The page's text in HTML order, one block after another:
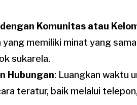
Komunitas atau
memiliki minat yang
sukarela.
Hubungan: Luangkan waktu
teratur, baik melalui